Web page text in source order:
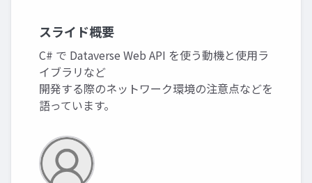
スライド概要
C# で Dataverse Web API を使う動機と使用ラ
イブラリなど
開発する際のネットワーク環境の注意点などを
語っています。